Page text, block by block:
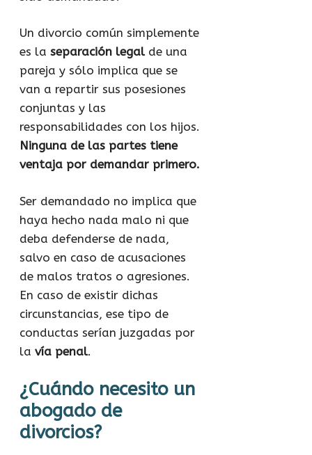
Un divorcio común simplemente
es la separación legalde una
pareja y sólo implica que se
van a repartir sus posesiones
conjuntas y las
responsabilidades con los hijos.
Ninguna de las partes tiene
ventaja por demandar primero.
Ser demandado no implica que
haya hecho nada malo ni que
deba defenderse de nada,
salvo en caso de acusaciones
de malos tratos o agresiones.
En caso de existir dichas
circunstancias, ese tipo de
conductas serían juzgadas por
la vía penal.
¿Cuándo necesito un
abogado de
divorcios?